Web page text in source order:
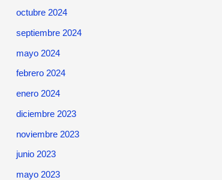
octubre 2024
septiembre 2024
mayo 2024
febrero 2024
enero 2024
diciembre 2023
noviembre 2023
junio 2023
mayo 2023